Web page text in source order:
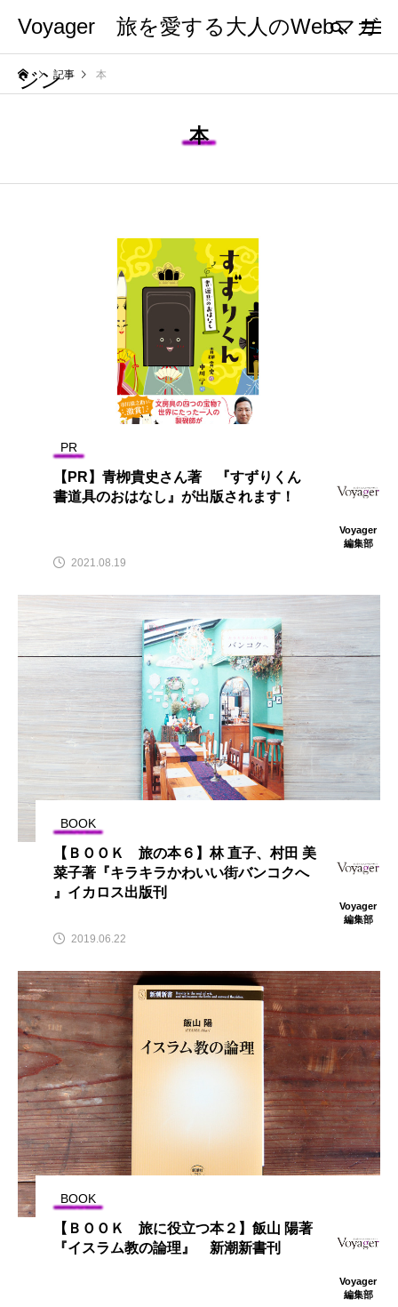
Voyager 旅を愛する大人のWebマガ
ジン記事 本
本
PR
【PR】青栁貴史さん著 『すずりくん
書道具のおはなし』が出版されます！
Voyager
編集部
2021.08.19
BOOK
【ＢＯＯＫ 旅の本６】林 直子、村田 美
菜子著『キラキラかわいい街バンコクへ
』イカロス出版刊
Voyager
編集部
2019.06.22
BOOK
【ＢＯＯＫ 旅に役立つ本２】飯山 陽著
『イスラム教の論理』 新潮新書刊
Voyager
編集部